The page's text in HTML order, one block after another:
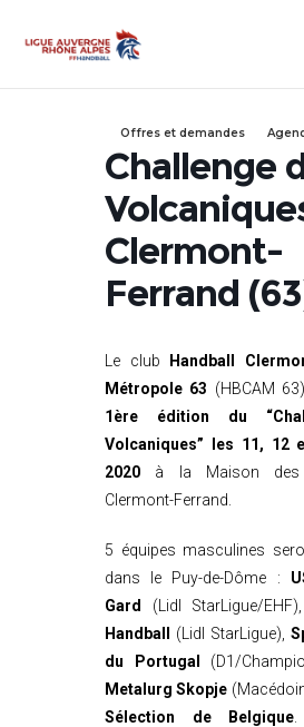
Offres et demandes
Challenge
Clermont-
Ferrand
Le club
Handball
Métropole 63 (HBCAM
1ère édition du
Volcaniques” les 11, 12
2020 à la Maison des
Clermont-Ferrand.
5 équipes masculines
dans le Puy-de-Dôme :
Gard
(Lidl StarLigue/EHF),
Handball
(Lidl StarLigue),
du Portugal
(D1/
Metalurg Skopje
Sélection de Belgique